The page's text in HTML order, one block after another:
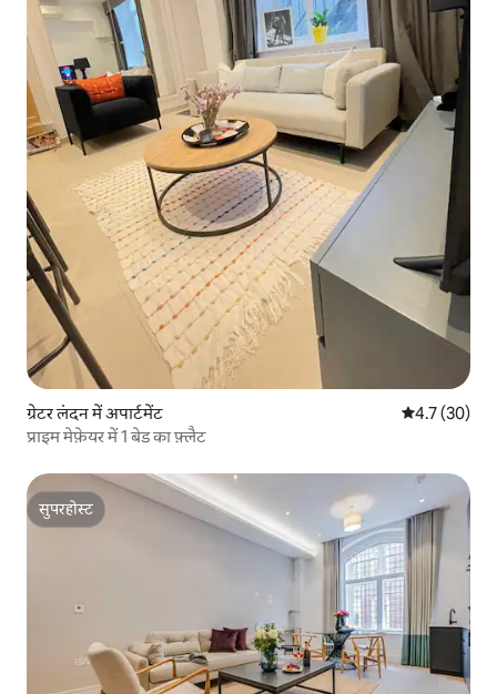
ग्रेटर लंदन में अपार्टमेंट औसत रेटिंग 5 में
4.7 (30)
प्राइम मेफ़ेयर में 1 बेड का फ़्लैट
सुपरहोस्ट
सुपरहोस्ट